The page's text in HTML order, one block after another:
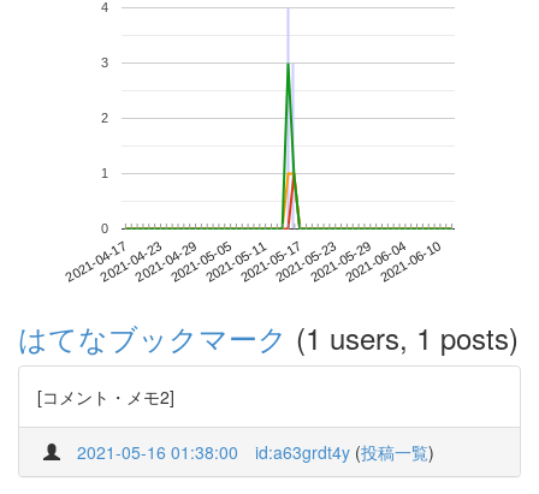
2021-04-172021-04-232021-04-292021-05-052021-05-112021-05-172021-05-232021-05-292021-06-042021-06-10
0
1
2
3
4
はてなブックマーク (1 users, 1 posts)
[コメント・メモ2]
2021-05-16 01:38:00 id:a63grdt4y (投稿一覧)